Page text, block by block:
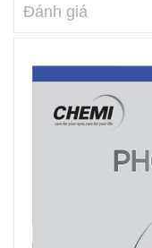
Đánh giá